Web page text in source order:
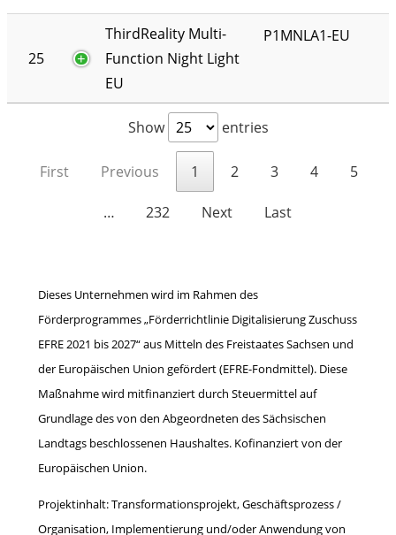
25
ThirdReality Multi-
Function Night Light
EU
P1MNLA1-EU
Show entries
First Previous 1 2 3 4 5
… 232 Next Last
Dieses Unternehmen wird im Rahmen des
Förderprogrammes „Förderrichtlinie Digitalisierung Zuschuss
EFRE 2021 bis 2027“ aus Mitteln des Freistaates Sachsen und
der Europäischen Union gefördert (EFRE-Fondmittel). Diese
Maßnahme wird mitfinanziert durch Steuermittel auf
Grundlage des von den Abgeordneten des Sächsischen
Landtags beschlossenen Haushaltes. Kofinanziert von der
Europäischen Union.
Projektinhalt: Transformationsprojekt, Geschäftsprozess /
Organisation, Implementierung und/oder Anwendung von